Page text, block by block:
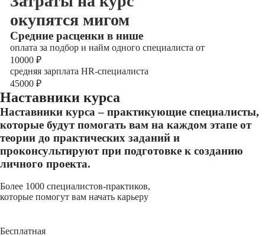
окупятся мигом
Cредние расценки в нише
оплата за подбор и найм одного специалиста от
10000 ₽
средняя зарплата HR-специалиста
45000 ₽
Наставники курса
Наставники курса – практикующие специалисты,
которые будут помогать вам на каждом этапе от
теории до практических заданий и
проконсультируют при подготовке к созданию
личного проекта.
Более 1000 специалистов-практиков,
которые помогут вам начать карьеру
Бесплатная